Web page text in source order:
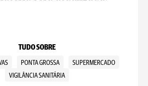
TUDO SOBRE
PONTA GROSSA
SUPERMERCADO
VIGILÂNCIA SANITÁRIA